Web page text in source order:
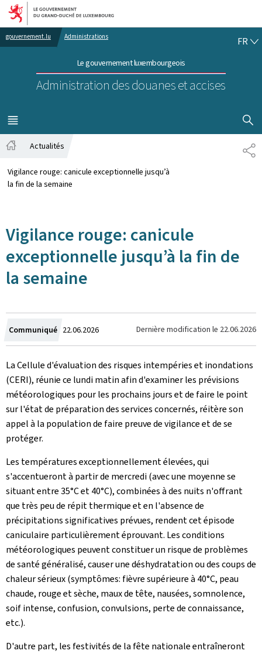
Aller au menu principal
Aller au contenu
gouvernement.lu Administrations
Le gouvernement luxembourgeois
Administration des douanes et accises
FR
MENU
PRINCIPAL
Actualités
Vigilance rouge: canicule exceptionnelle jusqu’à
la fin de la semaine
Vigilance rouge: canicule
exceptionnelle jusqu’à la fin de
la semaine
Communiqué Crée
le
22.06.2026 Dernière modification le 22.06.2026
La Cellule d'évaluation des risques intempéries et inondations
(CERI), réunie ce lundi matin afin d'examiner les prévisions
météorologiques pour les prochains jours et de faire le point
sur l'état de préparation des services concernés, réitère son
appel à la population de faire preuve de vigilance et de se
protéger.
Les températures exceptionnellement élevées, qui
s'accentueront à partir de mercredi (avec une moyenne se
situant entre 35°C et 40°C), combinées à des nuits n'offrant
que très peu de répit thermique et en l'absence de
précipitations significatives prévues, rendent cet épisode
caniculaire particulièrement éprouvant. Les conditions
météorologiques peuvent constituer un risque de problèmes
de santé généralisé, causer une déshydratation ou des coups de
chaleur sérieux (symptômes: fièvre supérieure à 40°C, peau
chaude, rouge et sèche, maux de tête, nausées, somnolence,
soif intense, confusion, convulsions, perte de connaissance,
etc.).
D'autre part, les festivités de la fête nationale entraîneront